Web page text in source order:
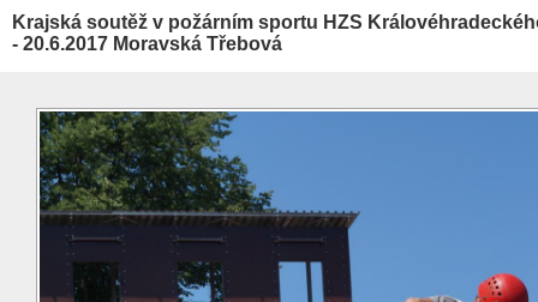
Krajská soutěž v požárním sportu HZS
- 20.6.2017 Moravská Třebová